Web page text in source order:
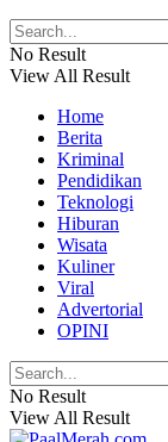
No Result
View All Result
Home
Berita
Kriminal
Pendidikan
Teknologi
Hiburan
Wisata
Kuliner
Viral
Advertorial
OPINI
No Result
View All Result